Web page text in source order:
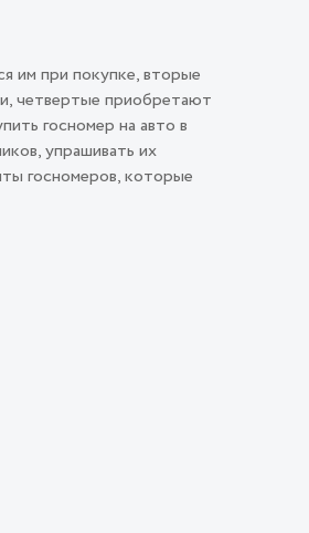
им при покупке, вторые
четвертые приобретают
госномер на авто в
упрашивать их
госномеров, которые